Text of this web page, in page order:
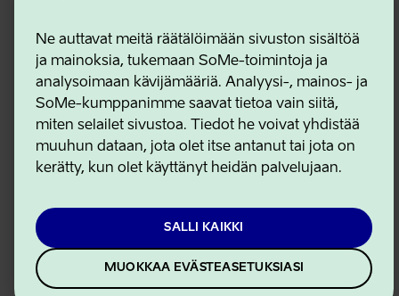
Ne auttavat meitä räätälöimään sivuston sisältöä
ja mainoksia, tukemaan SoMe-toimintoja ja
analysoimaan kävijämääriä. Analyysi-, mainos- ja
SoMe-kumppanimme saavat tietoa vain siitä,
miten selailet sivustoa. Tiedot he voivat yhdistää
muuhun dataan, jota olet itse antanut tai jota on
kerätty, kun olet käyttänyt heidän palvelujaan.
SALLI KAIKKI
MUOKKAA EVÄSTEASETUKSIASI